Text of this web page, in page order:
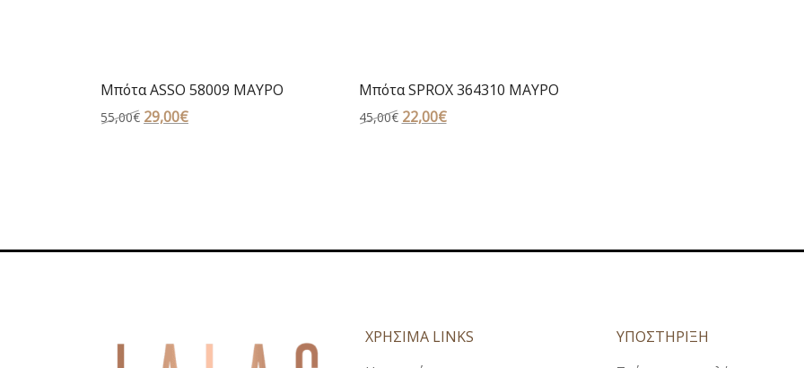
Μπότα ASSO 58009 ΜΑΥΡΟ
55,00€ Original
29,00€Η
Μπότα SPROX 364310 ΜΑΥΡΟ
45,00€ Original
22,00€Η
ΧΡΗΣΙΜΑ LINKS ΥΠΟΣΤΗΡΙΞΗ